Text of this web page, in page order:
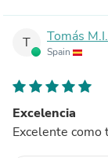
T Tomás M.I.
Spain
Excelencia
Excelente como